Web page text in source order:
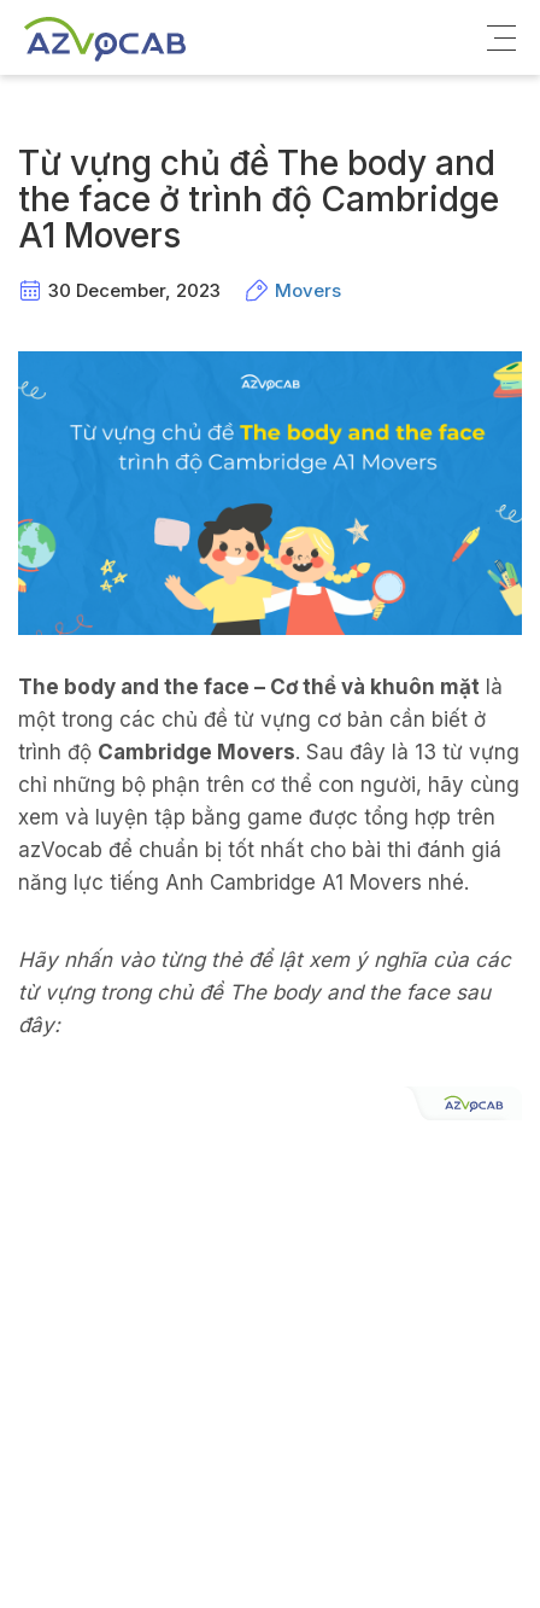
Từ vựng ôn thi
Tiếng Anh phổ thông
Tiếng Anh thông dụng
Từ vựng chủ đề The body and
the face ở trình độ Cambridge
A1 Movers
30 December, 2023 Movers
The body and the face – Cơ thể và khuôn mặt là
một trong các chủ đề từ vựng cơ bản cần biết ở
trình độ Cambridge Movers. Sau đây là 13 từ vựng
chỉ những bộ phận trên cơ thể con người, hãy cùng
xem và luyện tập bằng game được tổng hợp trên
azVocab để chuẩn bị tốt nhất cho bài thi đánh giá
năng lực tiếng Anh Cambridge A1 Movers nhé.
Hãy nhấn vào từng thẻ để lật xem ý nghĩa của các
từ vựng trong chủ đề The body and the face sau
đây: